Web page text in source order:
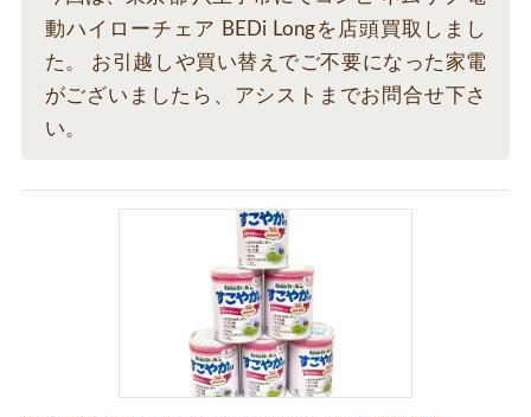
動ハイローチェア BEDi Longを店頭買取しまし
た。 お引越しや買い替えでご不要になった家電
がございましたら、アシストまでお問合せ下さ
い。